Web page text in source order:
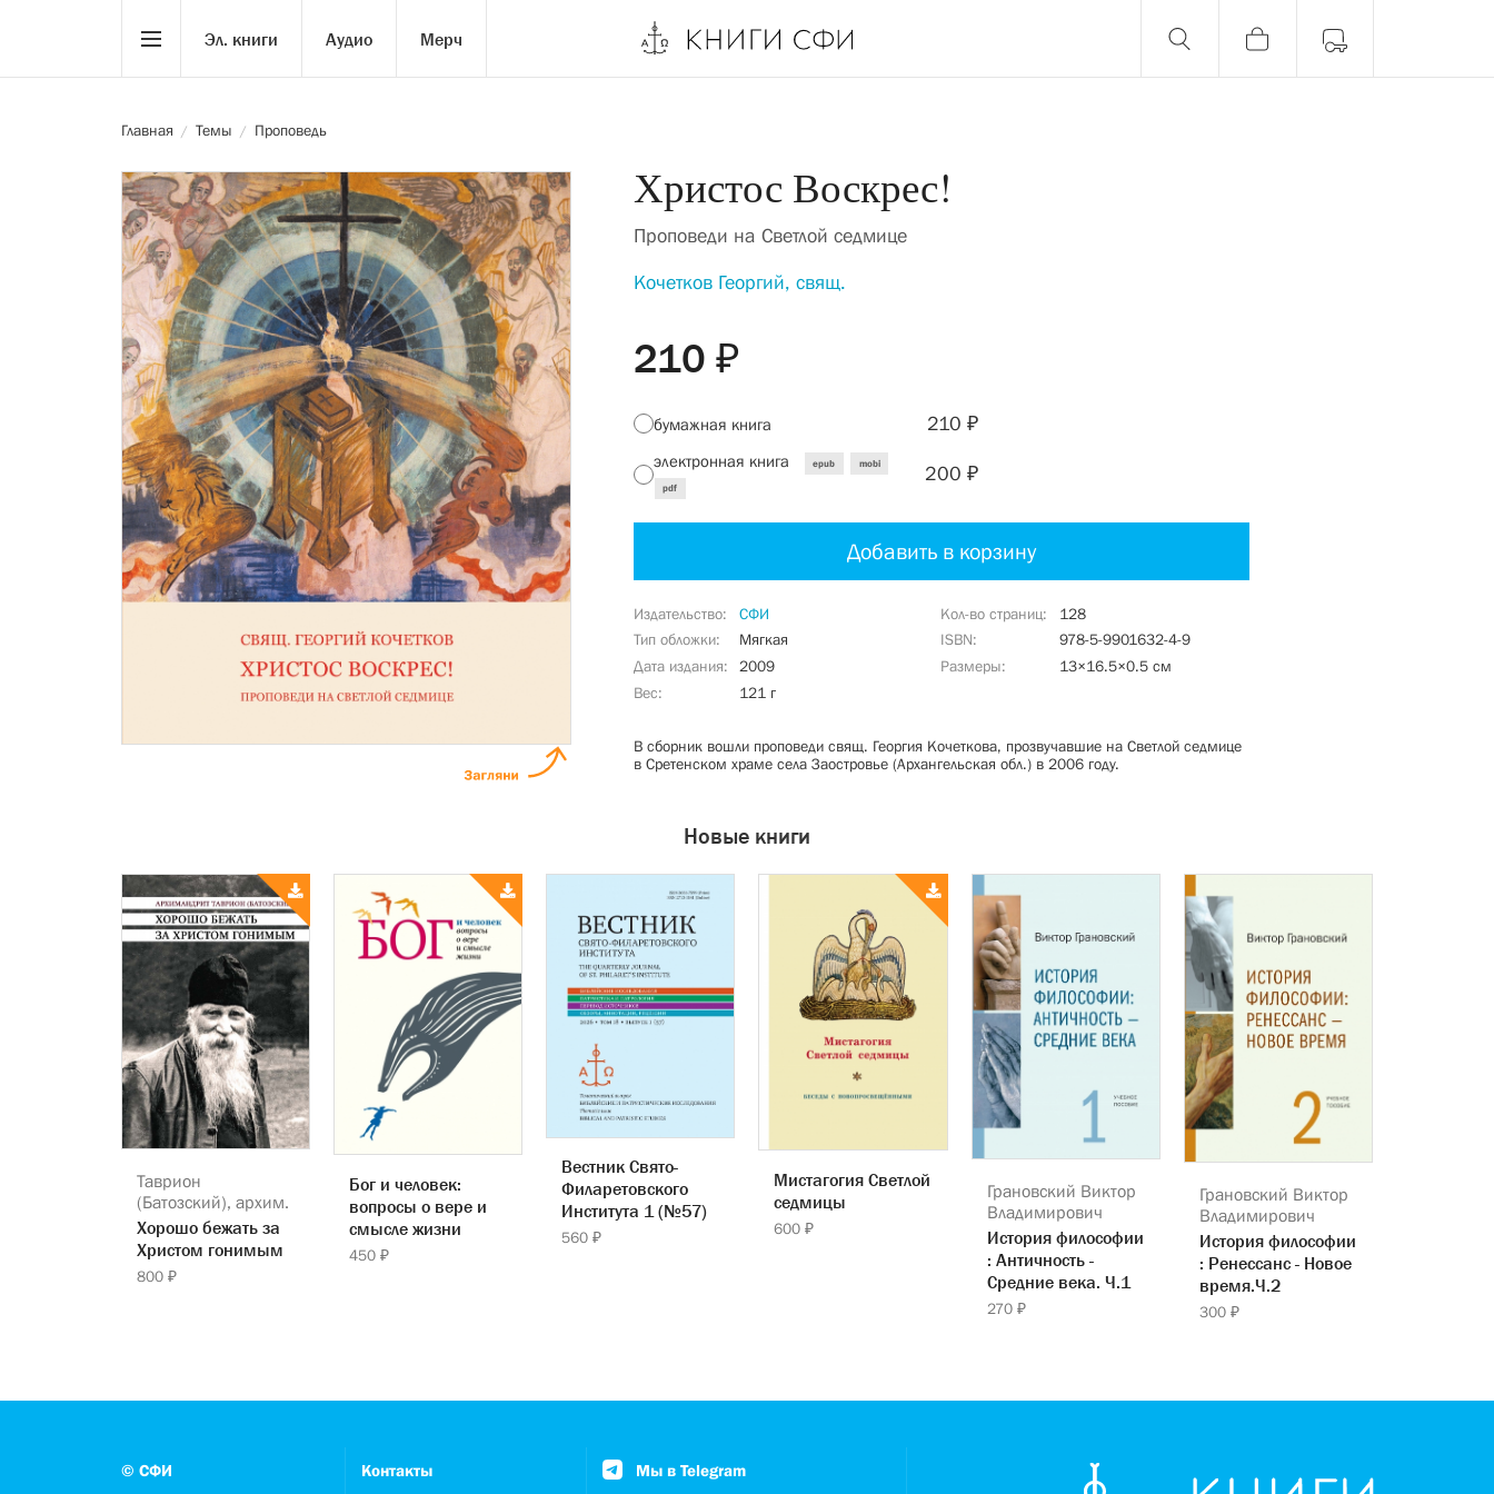
Эл. книги Аудио Мерч
Главная / Темы / Проповедь
Христос Воскрес!
Проповеди на Светлой седмице
Кочетков Георгий, свящ.
210 ₽
бумажная книга 210 ₽
электронная книга epub mobi
pdf
200 ₽
Добавить в корзину
Издательство СФИ Кол-во страниц
128
Тип обложки
Мягкая ISBN
978-5-9901632-4-9
Дата издания
2009 Размеры
13×16.5×0.5 см
Вес
121 г
В сборник вошли проповеди свящ. Георгия Кочеткова, прозвучавшие на Светлой седмице
в Сретенском храме села Заостровье (Архангельская обл.) в 2006 году.
Новые книги
Таврион
(Батозский), архим.
Хорошо бежать за
Христом гонимым
800 ₽
Бог и человек:
вопросы о вере и
смысле жизни
450 ₽
Вестник Свято-
Филаретовского
Института 1 (№57)
560 ₽
Мистагогия Светлой
седмицы
600 ₽
Грановский Виктор
Владимирович
История философии
: Античность -
Средние века. Ч.1
270 ₽
Грановский Виктор
Владимирович
История философии
: Ренессанс - Новое
время.Ч.2
300 ₽
© СФИ Контакты Мы в Telegram